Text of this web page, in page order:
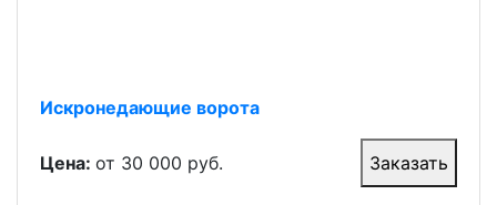
Искронедающие ворота
Цена: от 30 000 руб. Заказать